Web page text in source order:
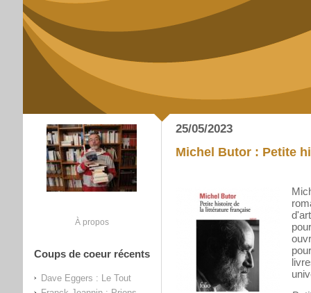
À propos
Coups de coeur récents
Dave Eggers : Le Tout
25/05/2023
Michel Butor : Petite